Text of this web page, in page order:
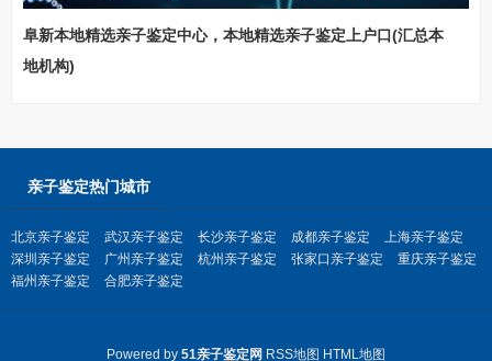
阜新本地精选亲子鉴定中心，本地精选亲子鉴定上户口(汇总本
地机构)
亲子鉴定热门城市
北京亲子鉴定 武汉亲子鉴定 长沙亲子鉴定 成都亲子鉴定
上海亲子鉴定
深圳亲子鉴定
广州亲子鉴定 杭州亲子鉴定 张家口亲子鉴定
重庆亲子鉴定
福州亲子鉴定
合肥亲子鉴定
Powered by 51亲子鉴定网 RSS地图 HTML地图